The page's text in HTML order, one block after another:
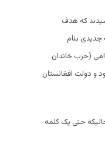
که هدف
بنام
(حزب خاندان
و دولت افغانستان
حتی یک کلمه